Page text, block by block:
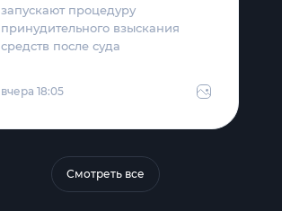
запускают процедуру
принудительного взыскания
средств после суда
вчера 18:05
Смотреть все